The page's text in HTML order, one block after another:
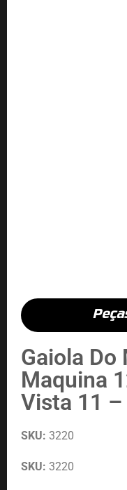
Gaiola Do
Maquina
Vista 11
SKU: 3220
SKU: 3220